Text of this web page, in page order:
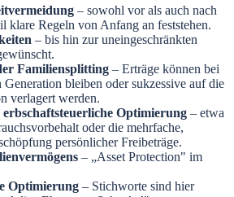
– sowohl vor als auch nach
klare Regeln von Anfang an feststehen.
– bis hin zur uneingeschränkten
Familiensplitting – Erträge können bei
Generation bleiben oder sukzessive auf die
verlagert werden.
Optimierung – etwa
oder die mehrfache,
persönlicher Freibeträge.
– „Asset Protection" im
Optimierung – Stichworte sind hier